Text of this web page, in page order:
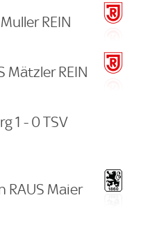
REIN
Mätzler REIN
1 - 0 TSV
RAUS Maier